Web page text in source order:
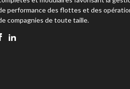
performance des flottes et des
compagnies de toute taille.